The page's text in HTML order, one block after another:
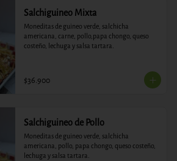
Salchiguineo Mixta
Moneditas de guineo verde, salchicha
americana, carne, pollo,papa chongo, queso
costeño, lechuga y salsa tartara.
$36.900
Salchiguineo de Pollo
Moneditas de guineo verde, salchicha
americana, pollo, papa chongo, queso costeño,
lechuga y salsa tartara.